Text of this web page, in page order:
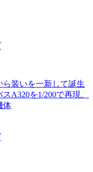
ら装いを一新して誕生
A320を1/200で再現、
体